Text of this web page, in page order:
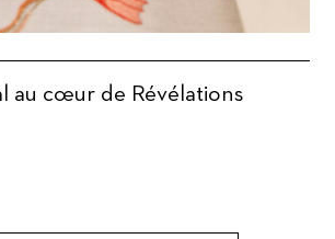
au cœur de Révélations